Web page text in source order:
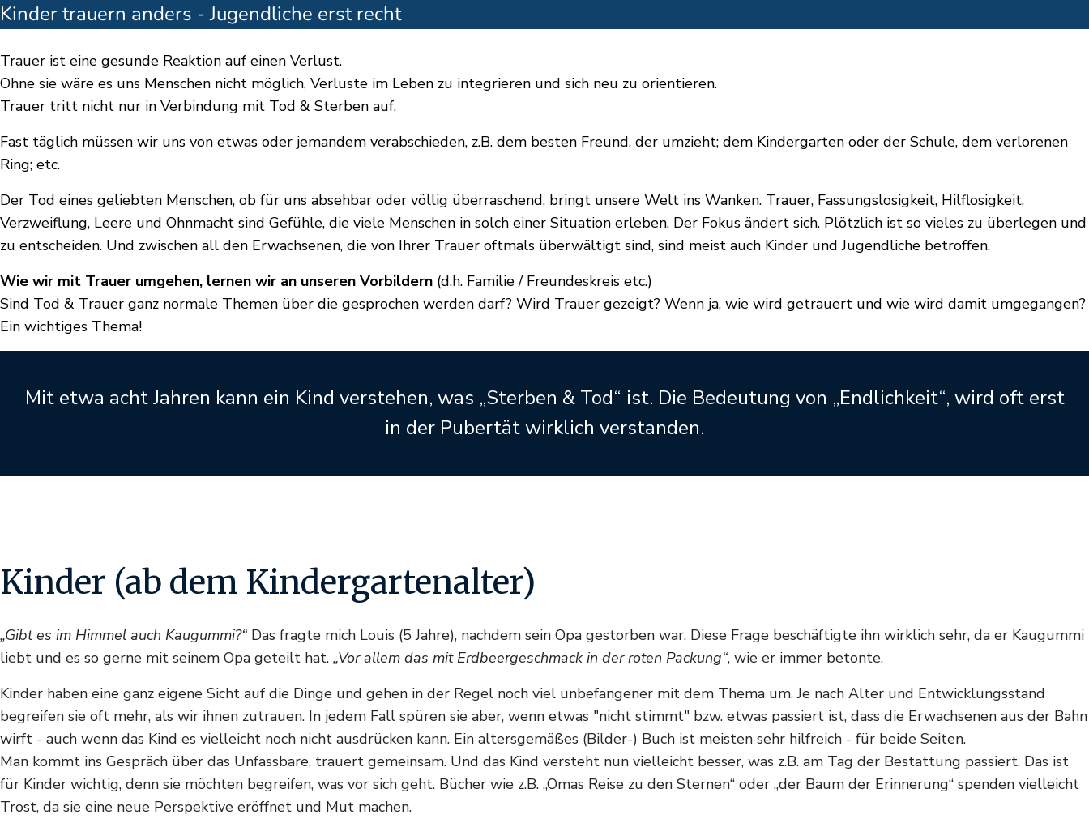
Kinder trauern anders - Jugendliche erst recht
Trauer ist eine gesunde Reaktion auf einen Verlust.
Ohne sie wäre es uns Menschen nicht möglich, Verluste im Leben zu integrieren und sich neu zu orientieren.
Trauer tritt nicht nur in Verbindung mit Tod & Sterben auf.
Fast täglich müssen wir uns von etwas oder jemandem verabschieden, z.B. dem besten Freund, der umzieht; dem Kindergarten oder der Schule, dem verlorenen
Ring; etc.
Der Tod eines geliebten Menschen, ob für uns absehbar oder völlig überraschend, bringt unsere Welt ins Wanken. Trauer, Fassungslosigkeit, Hilflosigkeit,
Verzweiflung, Leere und Ohnmacht sind Gefühle, die viele Menschen in solch einer Situation erleben. Der Fokus ändert sich. Plötzlich ist so vieles zu überlegen und
zu entscheiden. Und zwischen all den Erwachsenen, die von Ihrer Trauer oftmals überwältigt sind, sind meist auch Kinder und Jugendliche betroffen.
Wie wir mit Trauer umgehen, lernen wir an unseren Vorbildern (d.h. Familie / Freundeskreis etc.)
Sind Tod & Trauer ganz normale Themen über die gesprochen werden darf? Wird Trauer gezeigt? Wenn ja, wie wird getrauert und wie wird damit umgegangen?
Ein wichtiges Thema!
Mit etwa acht Jahren kann ein Kind verstehen, was „Sterben & Tod“ ist. Die Bedeutung von „Endlichkeit“, wird oft erst
in der Pubertät wirklich verstanden.
Kinder (ab dem Kindergartenalter)
„Gibt es im Himmel auch Kaugummi?“ Das fragte mich Louis (5 Jahre), nachdem sein Opa gestorben war. Diese Frage beschäftigte ihn wirklich sehr, da er Kaugummi
liebt und es so gerne mit seinem Opa geteilt hat. „Vor allem das mit Erdbeergeschmack in der roten Packung“, wie er immer betonte.
Kinder haben eine ganz eigene Sicht auf die Dinge und gehen in der Regel noch viel unbefangener mit dem Thema um. Je nach Alter und Entwicklungsstand
begreifen sie oft mehr, als wir ihnen zutrauen. In jedem Fall spüren sie aber, wenn etwas "nicht stimmt" bzw. etwas passiert ist, dass die Erwachsenen aus der Bahn
wirft - auch wenn das Kind es vielleicht noch nicht ausdrücken kann. Ein altersgemäßes (Bilder-) Buch ist meisten sehr hilfreich - für beide Seiten.
Man kommt ins Gespräch über das Unfassbare, trauert gemeinsam. Und das Kind versteht nun vielleicht besser, was z.B. am Tag der Bestattung passiert. Das ist
für Kinder wichtig, denn sie möchten begreifen, was vor sich geht. Bücher wie z.B. „Omas Reise zu den Sternen“ oder „der Baum der Erinnerung“ spenden vielleicht
Trost, da sie eine neue Perspektive eröffnet und Mut machen.